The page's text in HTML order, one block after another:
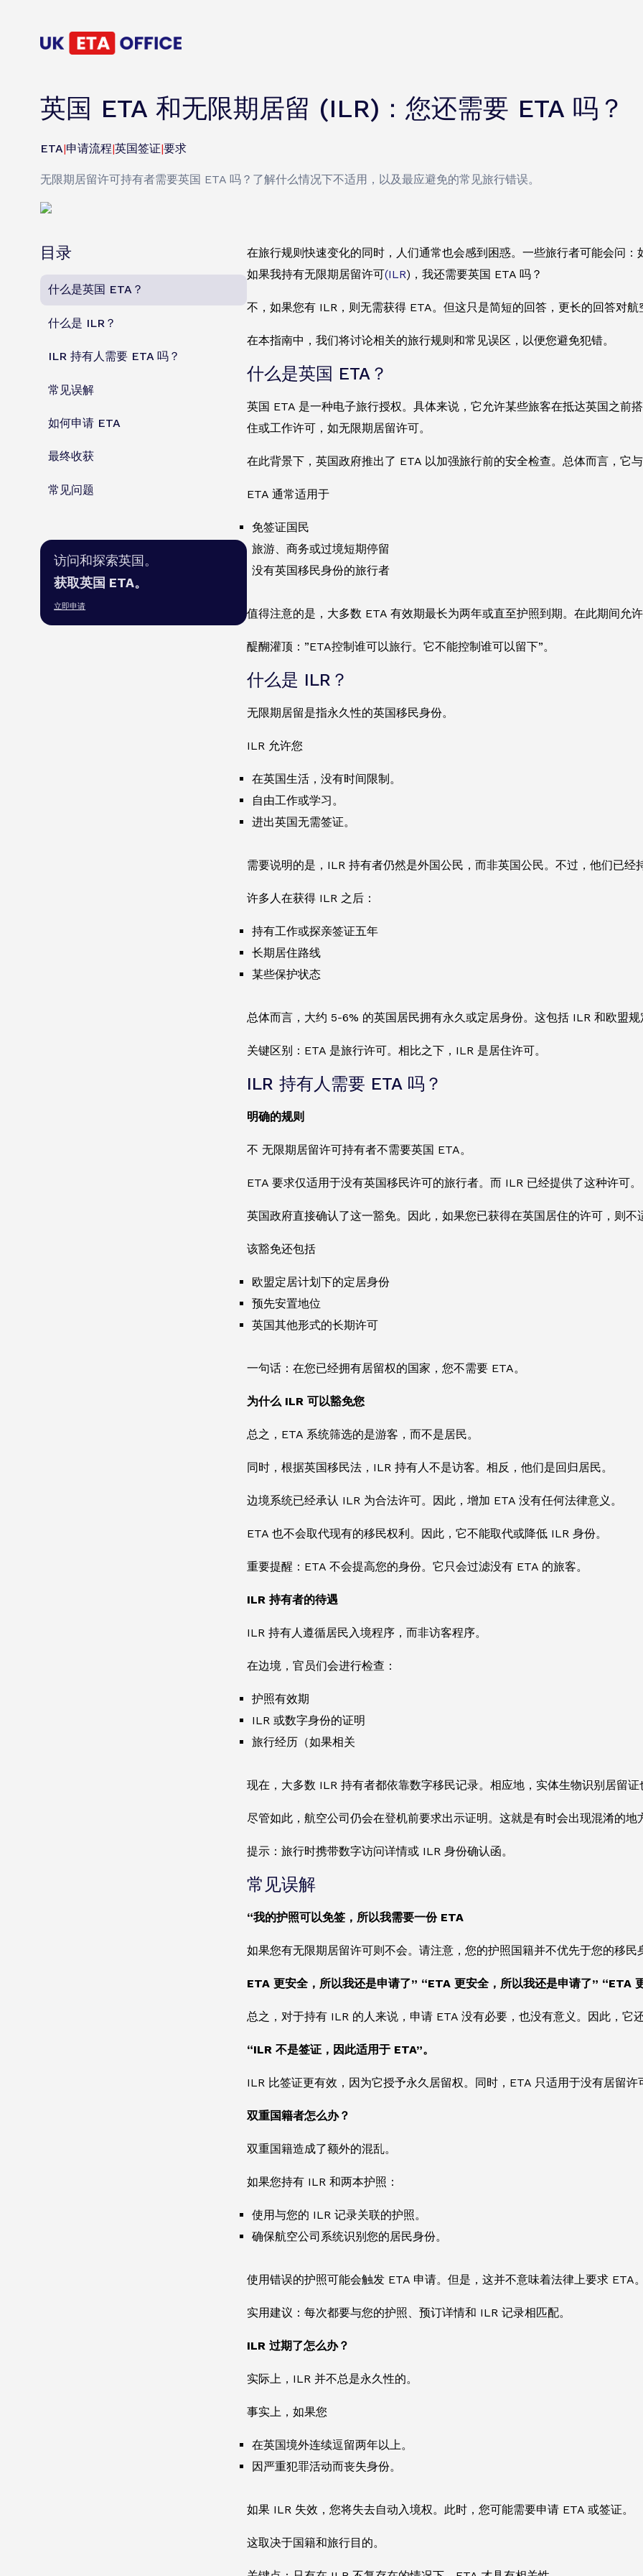
英国 ETA 和无限期居留 (ILR)：您还需要 ETA 吗？
ETA|申请流程|英国签证|要求
无限期居留许可持有者需要英国 ETA 吗？了解什么情况下不适用，以及最应避免的常见旅行错误。
目录
什么是英国 ETA？
什么是 ILR？
ILR 持有人需要 ETA 吗？
常见误解
如何申请 ETA
最终收获
常见问题
访问和探索英国。
获取英国 ETA。
立即申请
在旅行规则快速变化的同时，人们通常也会感到困惑。一些旅行者可能会问
如果我持有无限期居留许可(ILR)，我还需要英国 ETA 吗？
不，如果您有 ILR，则无需获得 ETA。但这只是简短的回答，更长的回答对航
在本指南中，我们将讨论相关的旅行规则和常见误区，以便您避免犯错。
什么是英国 ETA？
英国 ETA 是一种电子旅行授权。具体来说，它允许某些旅客在抵达英国之前
住或工作许可，如无限期居留许可。
在此背景下，英国政府推出了 ETA 以加强旅行前的安全检查。总体而言，它
ETA 通常适用于
免签证国民
旅游、商务或过境短期停留
没有英国移民身份的旅行者
值得注意的是，大多数 ETA 有效期最长为两年或直至护照到期。在此期间允许
醍醐灌顶：”ETA控制谁可以旅行。它不能控制谁可以留下”。
什么是 ILR？
无限期居留是指永久性的英国移民身份。
ILR 允许您
在英国生活，没有时间限制。
自由工作或学习。
进出英国无需签证。
需要说明的是，ILR 持有者仍然是外国公民，而非英国公民。不过，他们已经
许多人在获得 ILR 之后：
持有工作或探亲签证五年
长期居住路线
某些保护状态
总体而言，大约 5-6% 的英国居民拥有永久或定居身份。这包括 ILR 和欧盟规
关键区别：ETA 是旅行许可。相比之下，ILR 是居住许可。
ILR 持有人需要 ETA 吗？
明确的规则
不 无限期居留许可持有者不需要英国 ETA。
ETA 要求仅适用于没有英国移民许可的旅行者。而 ILR 已经提供了这种许可。
英国政府直接确认了这一豁免。因此，如果您已获得在英国居住的许可，则不
该豁免还包括
欧盟定居计划下的定居身份
预先安置地位
英国其他形式的长期许可
一句话：在您已经拥有居留权的国家，您不需要 ETA。
为什么 ILR 可以豁免您
总之，ETA 系统筛选的是游客，而不是居民。
同时，根据英国移民法，ILR 持有人不是访客。相反，他们是回归居民。
边境系统已经承认 ILR 为合法许可。因此，增加 ETA 没有任何法律意义。
ETA 也不会取代现有的移民权利。因此，它不能取代或降低 ILR 身份。
重要提醒：ETA 不会提高您的身份。它只会过滤没有 ETA 的旅客。
ILR 持有者的待遇
ILR 持有人遵循居民入境程序，而非访客程序。
在边境，官员们会进行检查：
护照有效期
ILR 或数字身份的证明
旅行经历（如果相关
现在，大多数 ILR 持有者都依靠数字移民记录。相应地，实体生物识别居留证
尽管如此，航空公司仍会在登机前要求出示证明。这就是有时会出现混淆的地
提示：旅行时携带数字访问详情或 ILR 身份确认函。
常见误解
“我的护照可以免签，所以我需要一份 ETA
如果您有无限期居留许可则不会。请注意，您的护照国籍并不优先于您的移民
ETA 更安全，所以我还是申请了” “ETA 更安全，所以我还是申请了” “ETA
总之，对于持有 ILR 的人来说，申请 ETA 没有必要，也没有意义。因此，它
“ILR 不是签证，因此适用于 ETA”。
ILR 比签证更有效，因为它授予永久居留权。同时，ETA 只适用于没有居留许
双重国籍者怎么办？
双重国籍造成了额外的混乱。
如果您持有 ILR 和两本护照：
使用与您的 ILR 记录关联的护照。
确保航空公司系统识别您的居民身份。
使用错误的护照可能会触发 ETA 申请。但是，这并不意味着法律上要求 ETA
实用建议：每次都要与您的护照、预订详情和 ILR 记录相匹配。
ILR 过期了怎么办？
实际上，ILR 并不总是永久性的。
事实上，如果您
在英国境外连续逗留两年以上。
因严重犯罪活动而丧失身份。
如果 ILR 失效，您将失去自动入境权。此时，您可能需要申请 ETA 或签证。
这取决于国籍和旅行目的。